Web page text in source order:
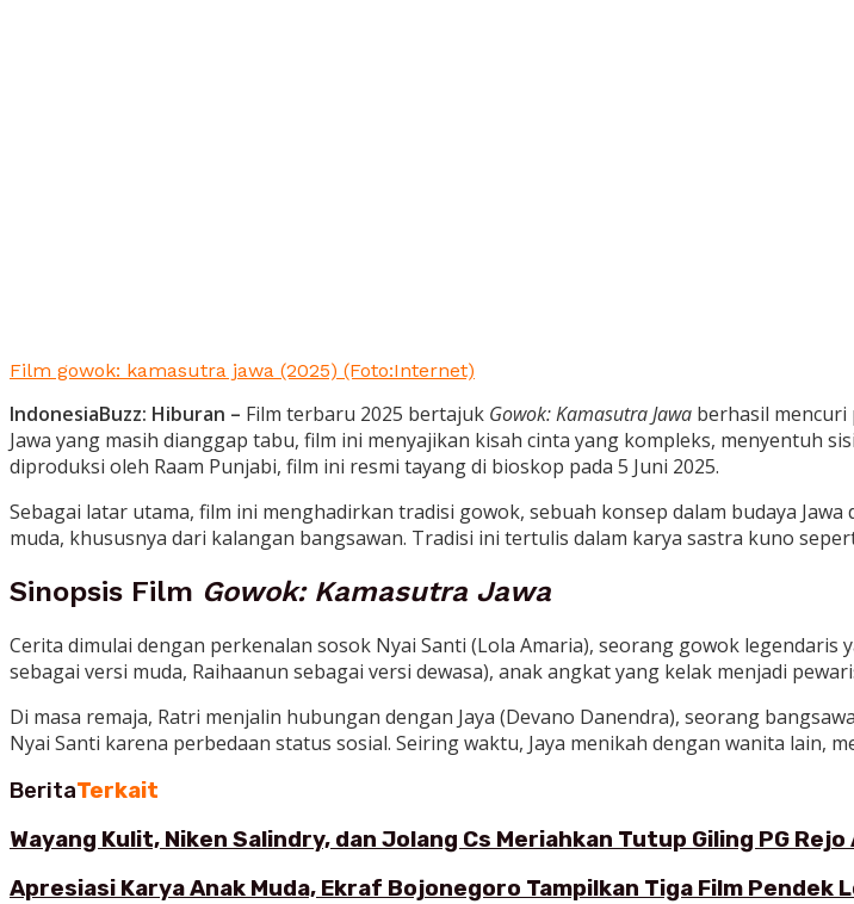
Film gowok: kamasutra jawa (2025) (Foto:Internet)
IndonesiaBuzz: Hiburan – Film terbaru 2025 bertajuk Gowok: Kamasutra Jawa berhasil
Jawa yang masih dianggap tabu, film ini menyajikan kisah cinta yang kompleks, menyentuh
diproduksi oleh Raam Punjabi, film ini resmi tayang di bioskop pada 5 Juni 2025.
Sebagai latar utama, film ini menghadirkan tradisi gowok, sebuah konsep dalam budaya
muda, khususnya dari kalangan bangsawan. Tradisi ini tertulis dalam karya sastra kuno
Sinopsis Film Gowok: Kamasutra Jawa
Cerita dimulai dengan perkenalan sosok Nyai Santi (Lola Amaria), seorang gowok
sebagai versi muda, Raihaanun sebagai versi dewasa), anak angkat yang kelak menjadi
Di masa remaja, Ratri menjalin hubungan dengan Jaya (Devano Danendra), seorang
Nyai Santi karena perbedaan status sosial. Seiring waktu, Jaya menikah dengan wanita lain,
BeritaTerkait
Wayang Kulit, Niken Salindry, dan Jolang Cs Meriahkan Tutup Giling PG Rejo
Apresiasi Karya Anak Muda, Ekraf Bojonegoro Tampilkan Tiga Film Pendek